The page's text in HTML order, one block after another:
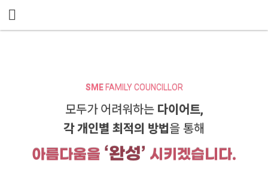
SMEFAMILY COUNCILLOR
모두가 어려워하는 다이어트,
각 개인별 최적의 방법 을 통해
아름다움을 ‘완성’ 시키겠습니다.